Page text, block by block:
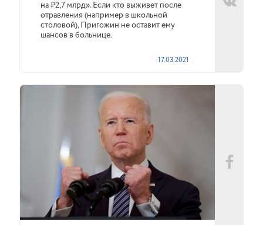
на ₽2,7 млрд». Если кто выживет после
отравления (например в школьной
столовой), Пригожин не оставит ему
шансов в больнице.
17.03.2021